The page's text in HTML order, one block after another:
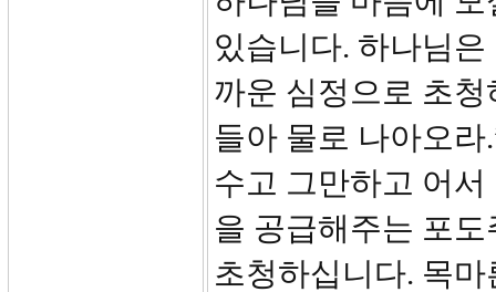
있습니다. 하나님
까운 심정으로 초
들아 물로 나아오
수고 그만하고 어
을 공급해주는 포
초청하십니다. 목